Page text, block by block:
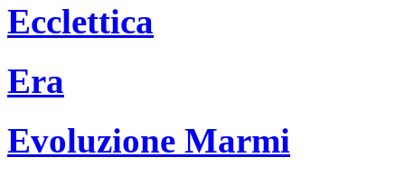
Ecclettica
Era
Evoluzione Marmi